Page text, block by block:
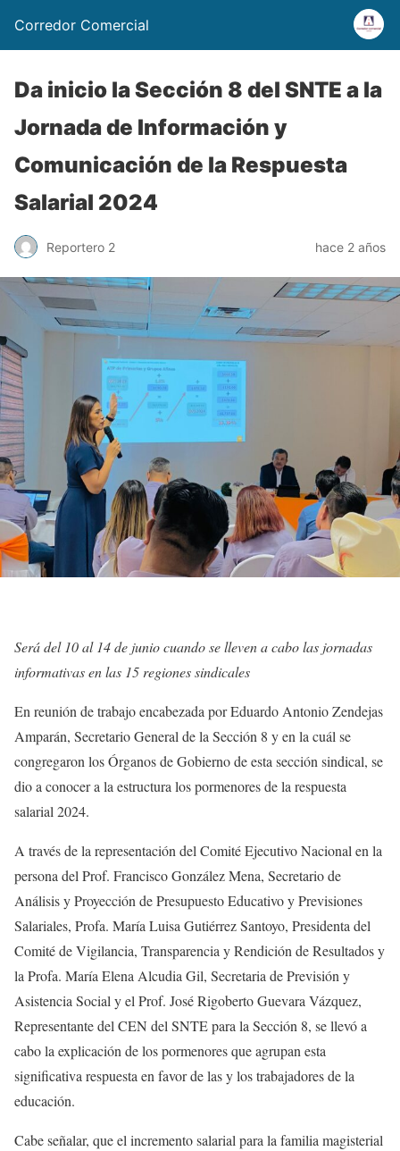
Corredor Comercial
Da inicio la Sección 8 del SNTE a la
Jornada de Información y
Comunicación de la Respuesta
Salarial 2024
Reportero 2 hace 2 años
Será del 10 al 14 de junio cuando se lleven a cabo las jornadas
informativas en las 15 regiones sindicales
En reunión de trabajo encabezada por Eduardo Antonio Zendejas
Amparán, Secretario General de la Sección 8 y en la cuál se
congregaron los Órganos de Gobierno de esta sección sindical, se
dio a conocer a la estructura los pormenores de la respuesta
salarial 2024.
A través de la representación del Comité Ejecutivo Nacional en la
persona del Prof. Francisco González Mena, Secretario de
Análisis y Proyección de Presupuesto Educativo y Previsiones
Salariales, Profa. María Luisa Gutiérrez Santoyo, Presidenta del
Comité de Vigilancia, Transparencia y Rendición de Resultados y
la Profa. María Elena Alcudia Gil, Secretaria de Previsión y
Asistencia Social y el Prof. José Rigoberto Guevara Vázquez,
Representante del CEN del SNTE para la Sección 8, se llevó a
cabo la explicación de los pormenores que agrupan esta
significativa respuesta en favor de las y los trabajadores de la
educación.
Cabe señalar, que el incremento salarial para la familia magisterial